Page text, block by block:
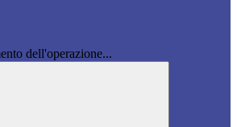
dell'operazione...